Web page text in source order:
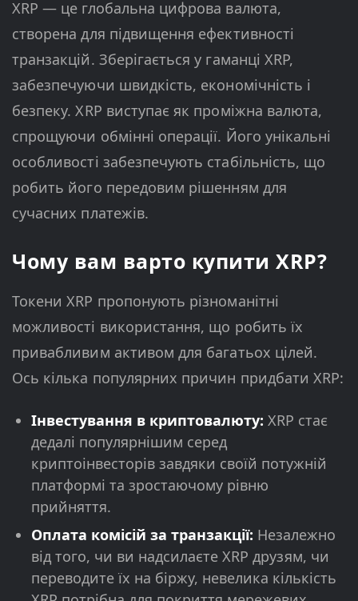
XRP — це глобальна цифрова валюта,
створена для підвищення ефективності
транзакцій. Зберігається у гаманці XRP,
забезпечуючи швидкість, економічність і
безпеку. XRP виступає як проміжна валюта,
спрощуючи обмінні операції. Його унікальні
особливості забезпечують стабільність, що
робить його передовим рішенням для
сучасних платежів.
Чому вам варто купити XRP?
Токени XRP пропонують різноманітні
можливості використання, що робить їх
привабливим активом для багатьох цілей.
Ось кілька популярних причин придбати XRP:
Інвестування в криптовалюту: XRP стає
дедалі популярнішим серед
криптоінвесторів завдяки своїй потужній
платформі та зростаючому рівню
прийняття.
Оплата комісій за транзакції: Незалежно
від того, чи ви надсилаєте XRP друзям, чи
переводите їх на біржу, невелика кількість